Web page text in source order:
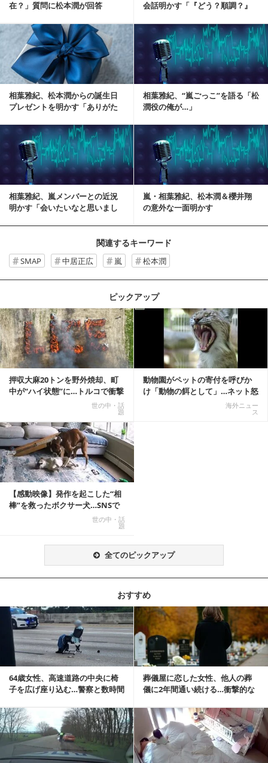
在？」質問に松本潤が回答
会話明かす「『どう？順調？』
相葉雅紀、松本潤からの誕生日
プレゼントを明かす「ありがた
相葉雅紀、“嵐ごっこ”を語る「松
潤役の俺が…」
記事を読む
相葉雅紀、嵐メンバーとの近況
明かす「会いたいなと思いまし
嵐・相葉雅紀、松本潤＆櫻井翔
の意外な一面明かす
記事を読む
関連するキーワード
SMAP 中居正広 嵐 松本潤
ピックアップ
押収大麻20トンを野外焼却、町
中が“ハイ状態”に…トルコで衝撃
世の中・話
題
動物園がペットの寄付を呼びか
け「動物の餌として」…ネット怒
海外ニュー
ス
記事を読む
【感動映像】発作を起こした“相
棒”を救ったボクサー犬…SNSで
世の中・話
題
全てのピックアップ
おすすめ
64歳女性、高速道路の中央に椅
子を広げ座り込む…警察と数時間
葬儀屋に恋した女性、他人の葬
儀に2年間通い続ける…衝撃的な
記事を読む
記事を読む